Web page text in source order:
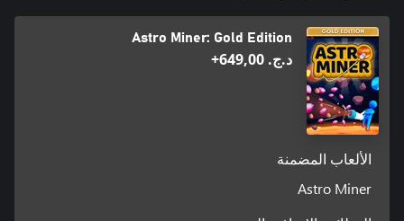
هيا انطلق! ارتدِ بدلتك الفضائية، واكتشف كواكب جديدة بتضاريسها،
واستخرج البلورات القيّمة!Astro Miner: Gold Edition
د.ج.‏ 649,00+
الألعاب المضمنة
Astro Miner